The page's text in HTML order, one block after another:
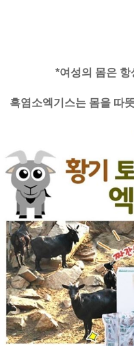
*여성의 몸은
흑염소엑기스는 몸을 따